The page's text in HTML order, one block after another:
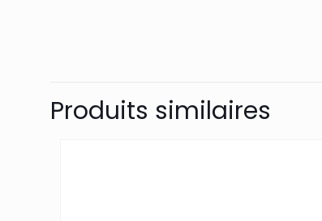
Produits similaires